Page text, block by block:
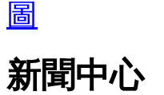
新聞中心